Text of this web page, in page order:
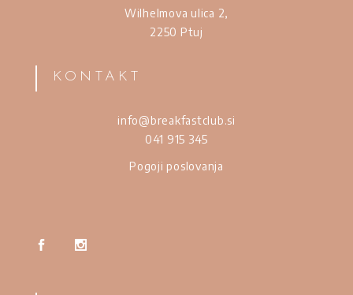
Wilhelmova ulica 2,
2250 Ptuj
KONTAKT
info@breakfastclub.si
041 915 345
Pogoji poslovanja